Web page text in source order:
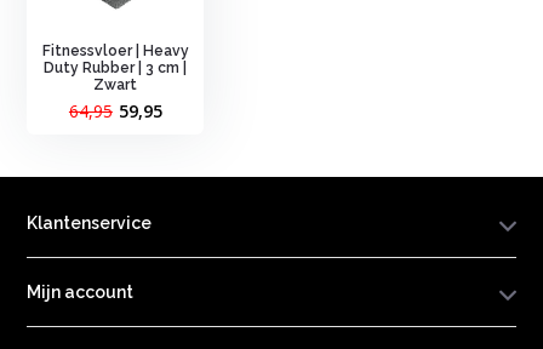
Fitnessvloer | Heavy
Duty Rubber | 3 cm |
Zwart
64,95 59,95
Klantenservice
Mijn account